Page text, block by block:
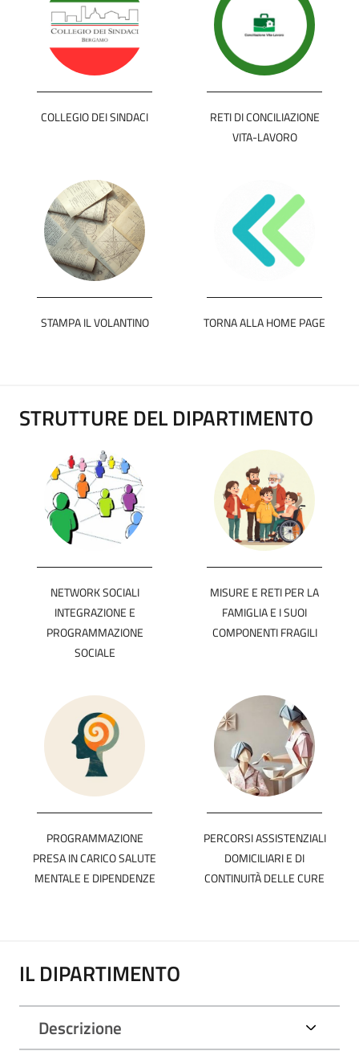
COLLEGIO DEI SINDACI
RETI DI CONCILIAZIONE
VITA-LAVORO
STAMPA IL VOLANTINO TORNA ALLA HOME PAGE
STRUTTURE DEL DIPARTIMENTO
NETWORK SOCIALI
INTEGRAZIONE E
PROGRAMMAZIONE
SOCIALE
MISURE E RETI PER LA
FAMIGLIA E I SUOI
COMPONENTI FRAGILI
PROGRAMMAZIONE
PRESA IN CARICO SALUTE
MENTALE E DIPENDENZE
PERCORSI ASSISTENZIALI
DOMICILIARI E DI
CONTINUITÀ DELLE CURE
IL DIPARTIMENTO
Descrizione